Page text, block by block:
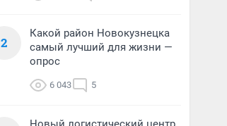
2
Какой район Новокузнецка
самый лучший для жизни —
опрос
6 043 5